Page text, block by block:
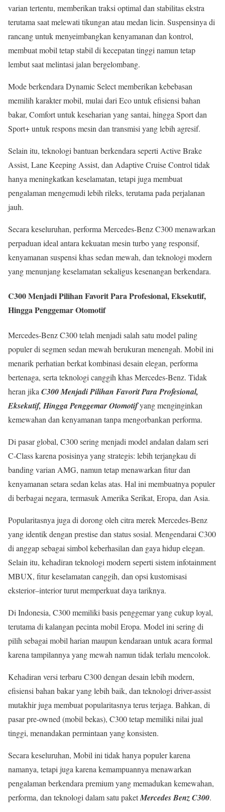
varian tertentu, memberikan traksi optimal dan stabilitas ekstra
terutama saat melewati tikungan atau medan licin. Suspensinya di
rancang untuk menyeimbangkan kenyamanan dan kontrol,
membuat mobil tetap stabil di kecepatan tinggi namun tetap
lembut saat melintasi jalan bergelombang.
Mode berkendara Dynamic Select memberikan kebebasan
memilih karakter mobil, mulai dari Eco untuk efisiensi bahan
bakar, Comfort untuk keseharian yang santai, hingga Sport dan
Sport+ untuk respons mesin dan transmisi yang lebih agresif.
Selain itu, teknologi bantuan berkendara seperti Active Brake
Assist, Lane Keeping Assist, dan Adaptive Cruise Control tidak
hanya meningkatkan keselamatan, tetapi juga membuat
pengalaman mengemudi lebih rileks, terutama pada perjalanan
jauh.
Secara keseluruhan, performa Mercedes-Benz C300 menawarkan
perpaduan ideal antara kekuatan mesin turbo yang responsif,
kenyamanan suspensi khas sedan mewah, dan teknologi modern
yang menunjang keselamatan sekaligus kesenangan berkendara.
C300 Menjadi Pilihan Favorit Para Profesional, Eksekutif,
Hingga Penggemar Otomotif
Mercedes-Benz C300 telah menjadi salah satu model paling
populer di segmen sedan mewah berukuran menengah. Mobil ini
menarik perhatian berkat kombinasi desain elegan, performa
bertenaga, serta teknologi canggih khas Mercedes-Benz. Tidak
heran jika C300 Menjadi Pilihan Favorit Para Profesional,
Eksekutif, Hingga Penggemar Otomotifyang menginginkan
kemewahan dan kenyamanan tanpa mengorbankan performa.
Di pasar global, C300 sering menjadi model andalan dalam seri
C-Class karena posisinya yang strategis: lebih terjangkau di
banding varian AMG, namun tetap menawarkan fitur dan
kenyamanan setara sedan kelas atas. Hal ini membuatnya populer
di berbagai negara, termasuk Amerika Serikat, Eropa, dan Asia.
Popularitasnya juga di dorong oleh citra merek Mercedes-Benz
yang identik dengan prestise dan status sosial. Mengendarai C300
di anggap sebagai simbol keberhasilan dan gaya hidup elegan.
Selain itu, kehadiran teknologi modern seperti sistem infotainment
MBUX, fitur keselamatan canggih, dan opsi kustomisasi
eksterior–interior turut memperkuat daya tariknya.
Di Indonesia, C300 memiliki basis penggemar yang cukup loyal,
terutama di kalangan pecinta mobil Eropa. Model ini sering di
pilih sebagai mobil harian maupun kendaraan untuk acara formal
karena tampilannya yang mewah namun tidak terlalu mencolok.
Kehadiran versi terbaru C300 dengan desain lebih modern,
efisiensi bahan bakar yang lebih baik, dan teknologi driver-assist
mutakhir juga membuat popularitasnya terus terjaga. Bahkan, di
pasar pre-owned (mobil bekas), C300 tetap memiliki nilai jual
tinggi, menandakan permintaan yang konsisten.
Secara keseluruhan, Mobil ini tidak hanya populer karena
namanya, tetapi juga karena kemampuannya menawarkan
pengalaman berkendara premium yang memadukan kemewahan,
performa, dan teknologi dalam satu paketMercedes Benz C300.